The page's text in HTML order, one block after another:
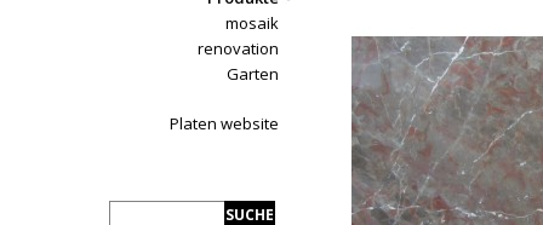
mosaik
renovation
Garten
Platen website